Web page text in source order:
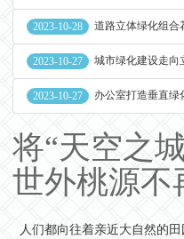
2023-10-28 道路立体绿化组合
2023-10-27 城市绿化建设走向
2023-10-27 办公室打造垂直绿
将“天空之
世外桃源不
人们都向往着亲近大自然的